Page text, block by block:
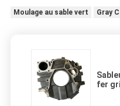
Moulage au sable vert Gray
fer